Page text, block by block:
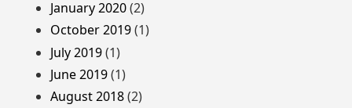
January 2020(2)
October 2019(1)
July 2019(1)
June 2019(1)
August 2018(2)